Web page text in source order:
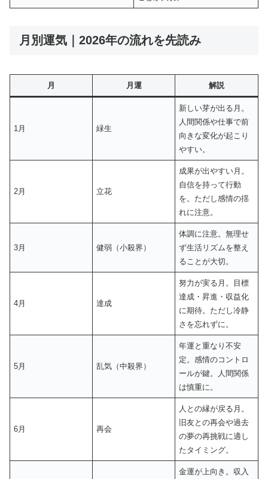
月別運気｜2026年の流れを先読み
月 月運 解説
1月 緑生
新しい芽が出る月。
人間関係や仕事で前
向きな変化が起こり
やすい。
2月 立花
成果が出やすい月。
自信を持って行動
を。ただし感情の揺
れに注意。
3月 健弱（小殺界）
体調に注意。無理せ
ず生活リズムを整え
ることが大切。
4月 達成
努力が実る月。目標
達成・昇進・収益化
に期待。ただし冷静
さを忘れずに。
5月 乱気（中殺界）
年運と重なり不安
定。感情のコントロ
ールが鍵。人間関係
は慎重に。
6月 再会
人との縁が戻る月。
旧友との再会や過去
の夢の再挑戦に適し
たタイミング。
金運が上向き。収入